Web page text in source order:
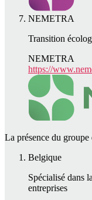
NEMETRA
Transition
NEMETRA
https://
La présence du groupe
Belgique
Spécialisé dans
entreprises